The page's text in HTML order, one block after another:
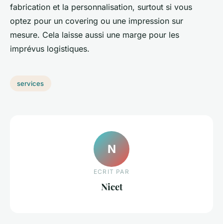
fabrication et la personnalisation, surtout si vous
optez pour un covering ou une impression sur
mesure. Cela laisse aussi une marge pour les
imprévus logistiques.
services
N
ECRIT PAR
Nicet